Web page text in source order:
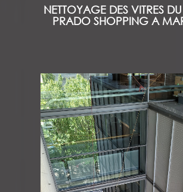
NETTOYAGE DES VITRES
PRADO SHOPPING A